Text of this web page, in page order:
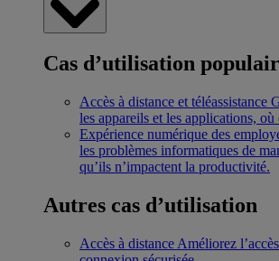
Cas d’utilisation
Accès à distance et téléassistance
les appareils et les applications, où
Expérience numérique des
les problèmes informatiques de
qu’ils n’impactent la productivité.
Autres cas d’utilisation
Accès à distance Améliorez